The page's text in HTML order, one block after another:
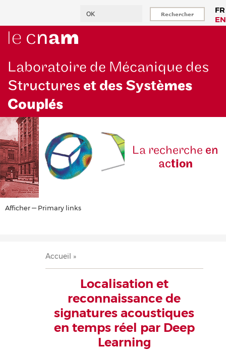
principal
FR
EN
Laboratoire de Mécanique des
Structures et des Systèmes
Couplés
La recherche en
action
Primary
Afficher — Primary links
Fil
d'Ariane
Accueil
Localisation et
reconnaissance de
signatures acoustiques
en temps réel par Deep
Learning